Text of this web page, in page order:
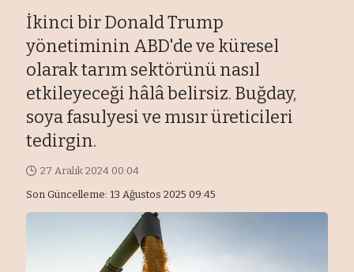
İkinci bir Donald Trump
yönetiminin ABD'de ve küresel
olarak tarım sektörünü nasıl
etkileyeceği hâlâ belirsiz. Buğday,
soya fasulyesi ve mısır üreticileri
tedirgin.
Son Güncelleme: 13 Ağustos 2025 09:45
27 Aralık 2024 00:04